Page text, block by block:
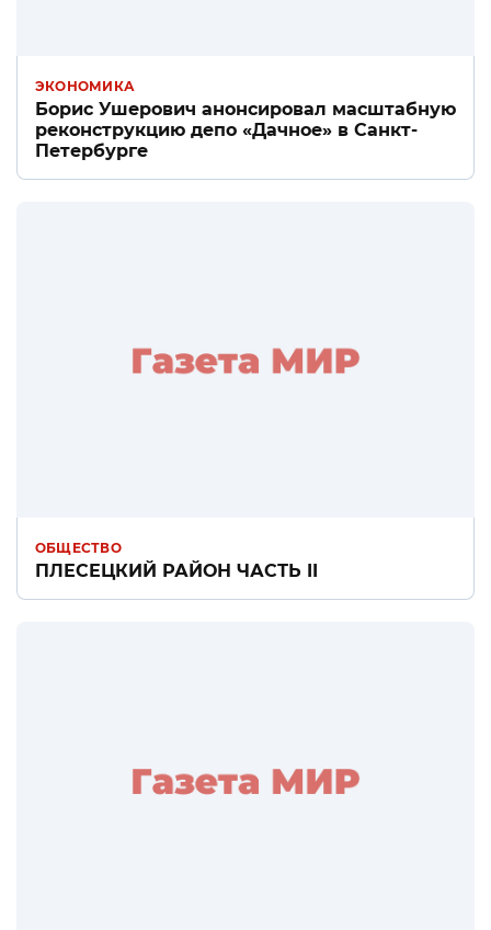
ЭКОНОМИКА
Борис Ушерович анонсировал масштабную
реконструкцию депо «Дачное» в Санкт-
Петербурге
ОБЩЕСТВО
ПЛЕСЕЦКИЙ РАЙОН ЧАСТЬ II